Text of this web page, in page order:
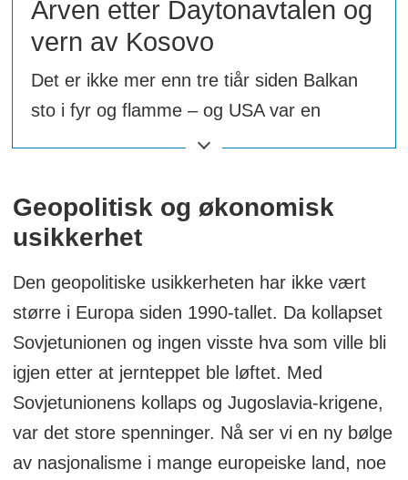
Arven etter Daytonavtalen og
vern av Kosovo
Det er ikke mer enn tre tiår siden Balkan
sto i fyr og flamme – og USA var en
avgjørende faktor i å få slutt på
Kosovo er, i FN-sammenheng, fortsatt
anerkjente aldri Kosovos
selvstendighetserklæring fra 2008. FN –
i praksis USA – har sørget for at
Kosovo, for alle praktiske formål, er et
selvstendig land med egne institusjoner
som er adskilt fra Serbia. Om den
sterkestes rett gjelder, og USA overlater
Geopolitisk og økonomisk
usikkerhet
Den geopolitiske usikkerheten har ikke vært
større i Europa siden 1990-tallet. Da kollapset
Sovjetunionen og ingen visste hva som ville bli
igjen etter at jernteppet ble løftet. Med
Sovjetunionens kollaps og Jugoslavia-krigene,
var det store spenninger. Nå ser vi en ny bølge
av nasjonalisme i mange europeiske land, noe